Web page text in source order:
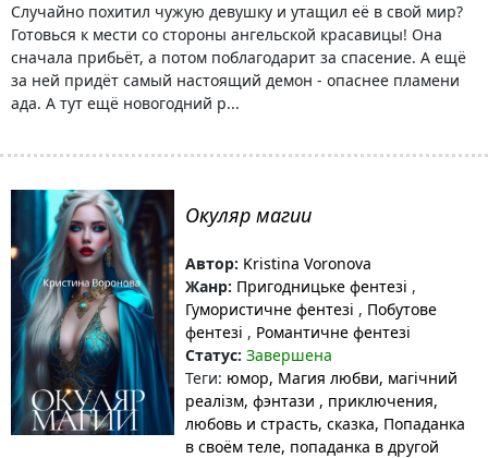
Случайно похитил чужую девушку и утащил её в свой мир?
Готовься к мести со стороны ангельской красавицы! Она
сначала прибьёт, а потом поблагодарит за спасение. А ещё
за ней придёт самый настоящий демон - опаснее пламени
ада. А тут ещё новогодний р...
Окуляр магии
Автор: Kristina Voronova
Жанр: Пригодницьке фентезі ,
Гумористичне фентезі , Побутове
фентезі , Романтичне фентезі
Статус: Завершена
Теги: юмор, Магия любви, магічний
реалізм, фэнтази , приключения,
любовь и страсть, сказка, Попаданка
в своём теле, попаданка в другой